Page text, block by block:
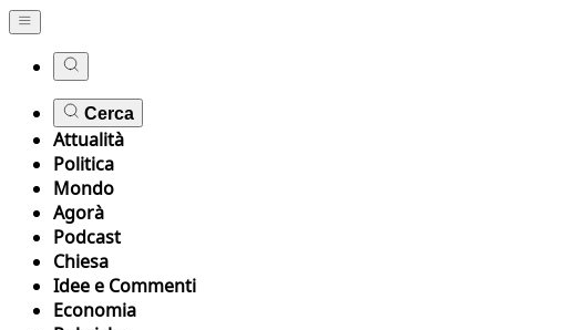
Cerca
Attualità
Politica
Mondo
Agorà
Podcast
Chiesa
Idee e Commenti
Economia